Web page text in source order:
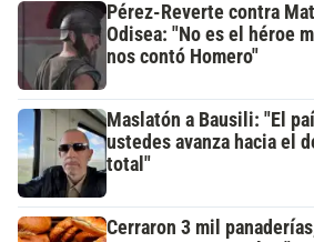
Pérez-Reverte contra
Odisea: "No es el héroe
nos contó Homero"
Maslatón a Bausili: "El
ustedes avanza hacia el
total"
Cerraron 3 mil